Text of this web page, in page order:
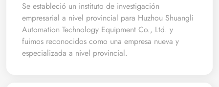
Se estableció un instituto de investigación
empresarial a nivel provincial para Huzhou Shuangli
Automation Technology Equipment Co., Ltd. y
fuimos reconocidos como una empresa nueva y
especializada a nivel provincial.